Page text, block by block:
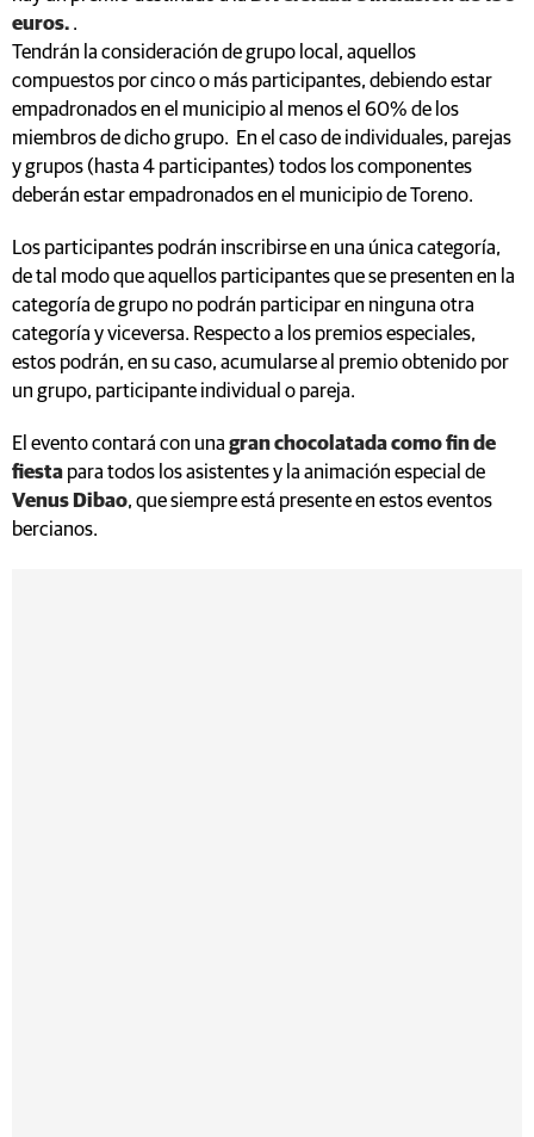
euros. .
Tendrán la consideración de grupo local, aquellos
compuestos por cinco o más participantes, debiendo estar
empadronados en el municipio al menos el 60% de los
miembros de dicho grupo. En el caso de individuales, parejas
y grupos (hasta 4 participantes) todos los componentes
deberán estar empadronados en el municipio de Toreno.
Los participantes podrán inscribirse en una única categoría,
de tal modo que aquellos participantes que se presenten en la
categoría de grupo no podrán participar en ninguna otra
categoría y viceversa. Respecto a los premios especiales,
estos podrán, en su caso, acumularse al premio obtenido por
un grupo, participante individual o pareja.
El evento contará con una gran chocolatada como fin de
fiesta para todos los asistentes y la animación especial de
Venus Dibao, que siempre está presente en estos eventos
bercianos.